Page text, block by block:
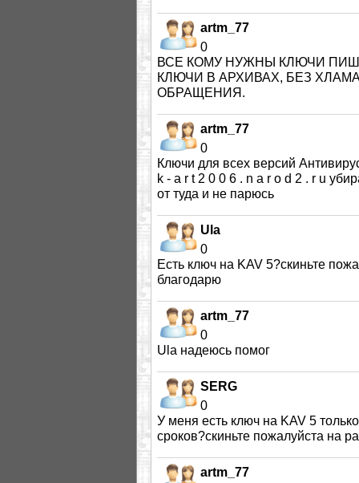
artm_77
0
ВСЕ КОМУ НУЖНЫ КЛЮЧИ
КЛЮЧИ В АРХИВАХ, БЕЗ
ОБРАЩЕНИЯ.
artm_77
0
Ключи для всех версий
k - a r t 2 0 0 6 . n a r o d 2 . r u
от туда и не парюсь
Ula
0
Есть ключ на KAV 5?скиньте
благодарю
artm_77
0
Ula надеюсь помог
SERG
0
У меня есть ключ на KAV 5
сроков?скиньте пожалуйста на
artm_77